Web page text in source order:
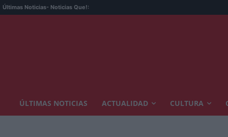
Últimas Noticias- Noticias Que!:
ÚLTIMAS NOTICIAS ACTUALIDAD CULTURA